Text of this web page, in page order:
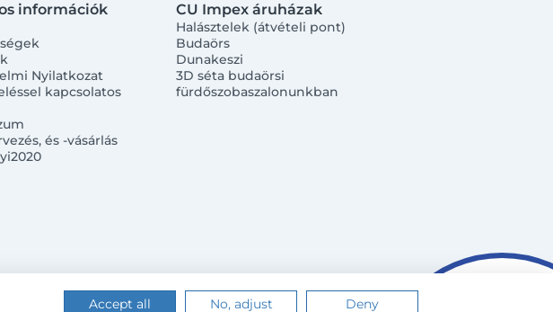
információk
Nyilatkozat
kapcsolatos
és -vásárlás
CU Impex áruházak
Halásztelek (átvételi pont)
Budaörs
Dunakeszi
3D séta budaörsi
fürdőszobaszalonunkban
Accept all No, adjust Deny